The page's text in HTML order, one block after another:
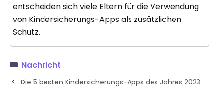
entscheiden sich viele Eltern für die Verwendung
von Kindersicherungs-Apps als zusätzlichen
Schutz.
Nachricht
Die 5 besten Kindersicherungs-Apps des Jahres 2023